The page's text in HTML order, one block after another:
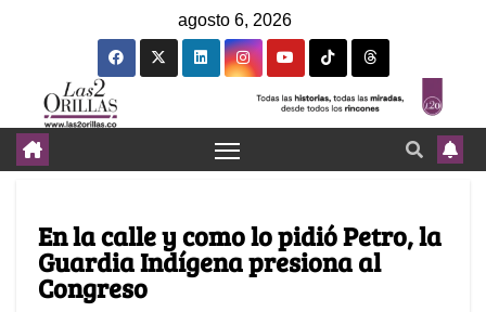
agosto 6, 2026
En la calle y como lo pidió Petro, la
Guardia Indígena presiona al
Congreso